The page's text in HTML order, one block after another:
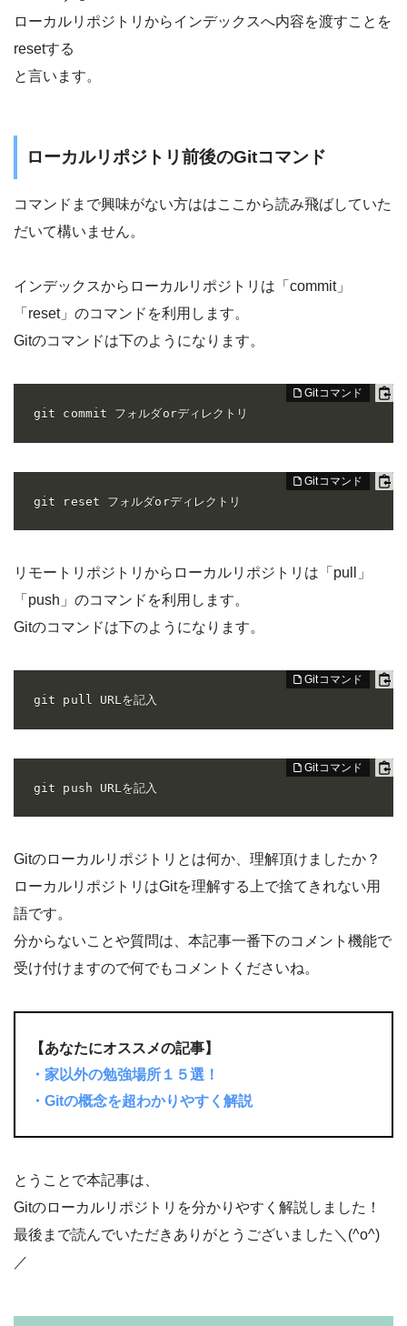
ローカルリポジトリからインデックスへ内容を渡すことを
resetする
と言います。
ローカルリポジトリ前後のGitコマンド
コマンドまで興味がない方ははここから読み飛ばしていた
だいて構いません。
インデックスからローカルリポジトリは「commit」
「reset」のコマンドを利用します。
Gitのコマンドは下のようになります。
git commit フォルダorディレクトリ
git reset フォルダorディレクトリ
リモートリポジトリからローカルリポジトリは「pull」
「push」のコマンドを利用します。
Gitのコマンドは下のようになります。
git pull URLを記入
git push URLを記入
Gitのローカルリポジトリとは何か、理解頂けましたか？
ローカルリポジトリはGitを理解する上で捨てきれない用
語です。
分からないことや質問は、本記事一番下のコメント機能で
受け付けますので何でもコメントくださいね。
【あなたにオススメの記事】
・家以外の勉強場所１５選！
・Gitの概念を超わかりやすく解説
とうことで本記事は、
Gitのローカルリポジトリを分かりやすく解説しました！
最後まで読んでいただきありがとうございました＼(^o^)
／